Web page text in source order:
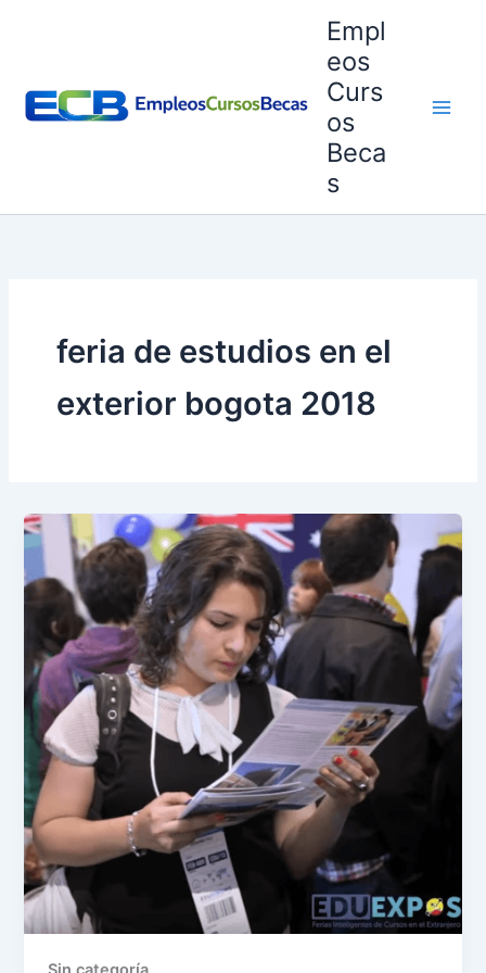
Empl
eos
Curs
os
Beca
s
feria de estudios en el
exterior bogota 2018